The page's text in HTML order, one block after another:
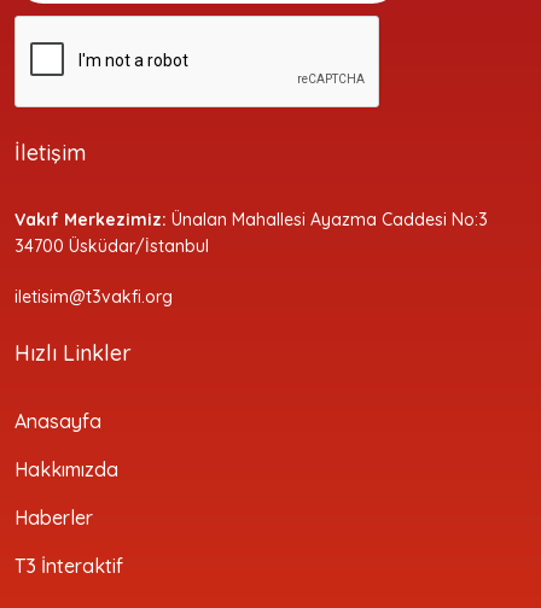
İletişim
Vakıf Merkezimiz: Ünalan Mahallesi Ayazma Caddesi No:3
34700 Üsküdar/İstanbul
iletisim@t3vakfi.org
Hızlı Linkler
Anasayfa
Hakkımızda
Haberler
T3 İnteraktif